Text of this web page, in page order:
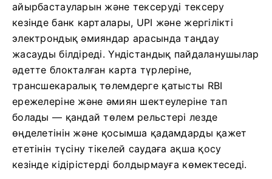
айырбастауларын және тексеруді тексеру
кезінде банк карталары, UPI және жергілікті
электрондық әмияндар арасында таңдау
жасауды білдіреді. Үндістандық пайдаланушылар
әдетте блокталған карта түрлеріне,
трансшекаралық төлемдерге қатысты RBI
ережелеріне және әмиян шектеулеріне тап
болады — қандай төлем рельстері лезде
өңделетінін және қосымша қадамдарды қажет
ететінін түсіну тікелей саудаға ақша қосу
кезінде кідірістерді болдырмауға көмектеседі.